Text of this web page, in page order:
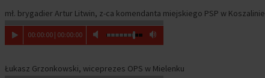
mł. brygadier Artur Litwin, z-ca komendanta miejskiego PSP w Koszalinie
00:00:00| 00:00:00
Łukasz Grzonkowski, wiceprezes OPS w Mielenku